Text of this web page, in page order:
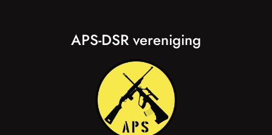
APS-DSR vereniging